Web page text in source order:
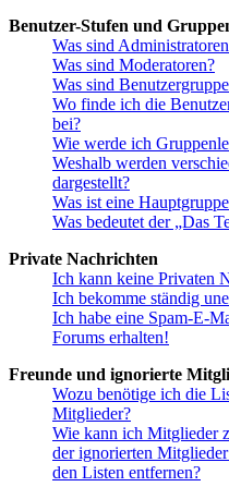
Benutzer-Stufen und
Was sind
Was sind Moderatoren?
Was sind
Wo finde ich die
bei?
Wie werde ich
Weshalb werden
dargestellt?
Was ist eine
Was bedeutet der „Das
Private Nachrichten
Ich kann keine Privaten
Ich bekomme ständig
Ich habe eine Spam-E-
Forums erhalten!
Freunde und ignorierte
Wozu benötige ich die
Mitglieder?
Wie kann ich Mitglieder
der ignorierten
den Listen entfernen?